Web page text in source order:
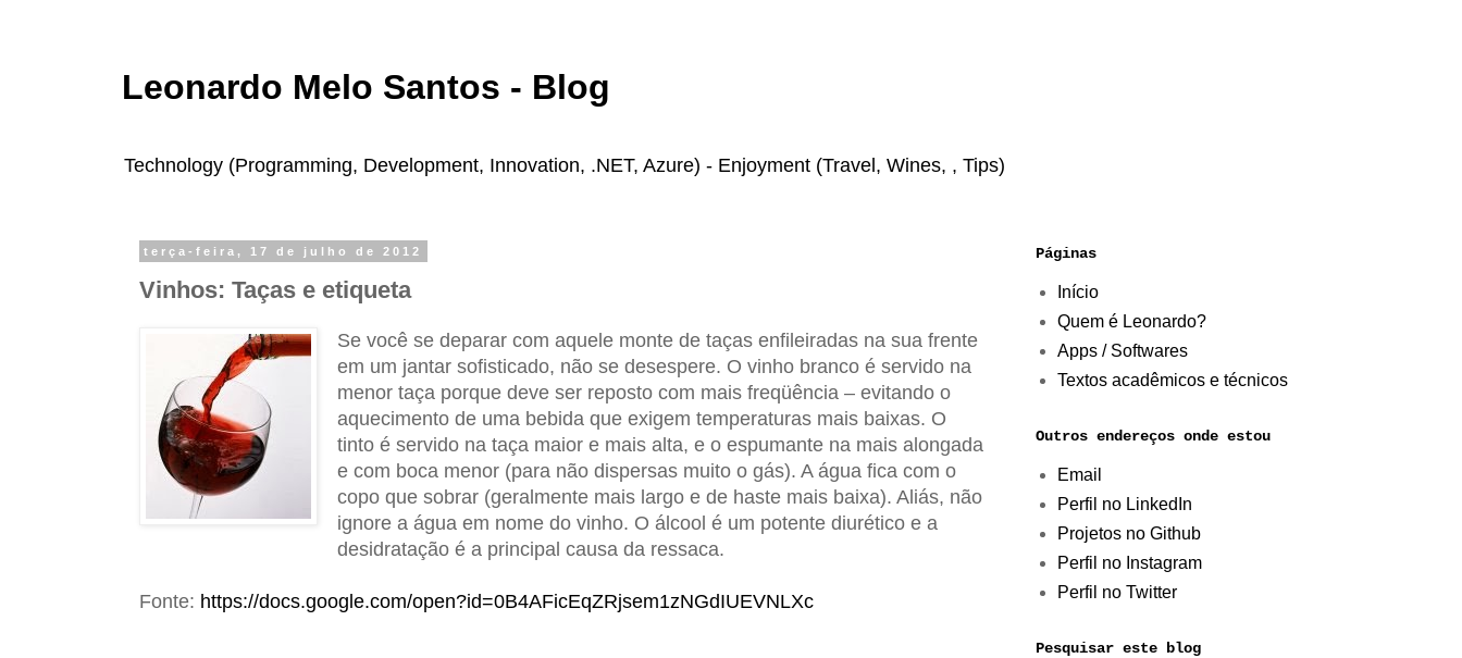
Leonardo Melo Santos - Blog
Technology (Programming, Development, Innovation, .NET, Azure) - Enjoyment (Travel, Wines, , Tips)
terça-feira, 17 de julho de 2012
Vinhos: Taças e etiqueta
Se você se deparar com aquele monte de taças enfileiradas na sua frente
em um jantar sofisticado, não se desespere. O vinho branco é servido na
menor taça porque deve ser reposto com mais freqüência – evitando o
aquecimento de uma bebida que exigem temperaturas mais baixas. O
tinto é servido na taça maior e mais alta, e o espumante na mais alongada
e com boca menor (para não dispersas muito o gás). A água fica com o
copo que sobrar (geralmente mais largo e de haste mais baixa). Aliás, não
ignore a água em nome do vinho. O álcool é um potente diurético e a
desidratação é a principal causa da ressaca.
Fonte: https://docs.google.com/open?id=0B4AFicEqZRjsem1zNGdIUEVNLXc
Páginas
Início
Quem é Leonardo?
Apps / Softwares
Textos acadêmicos e técnicos
Outros endereços onde estou
Email
Perfil no LinkedIn
Projetos no Github
Perfil no Instagram
Perfil no Twitter
Pesquisar este blog